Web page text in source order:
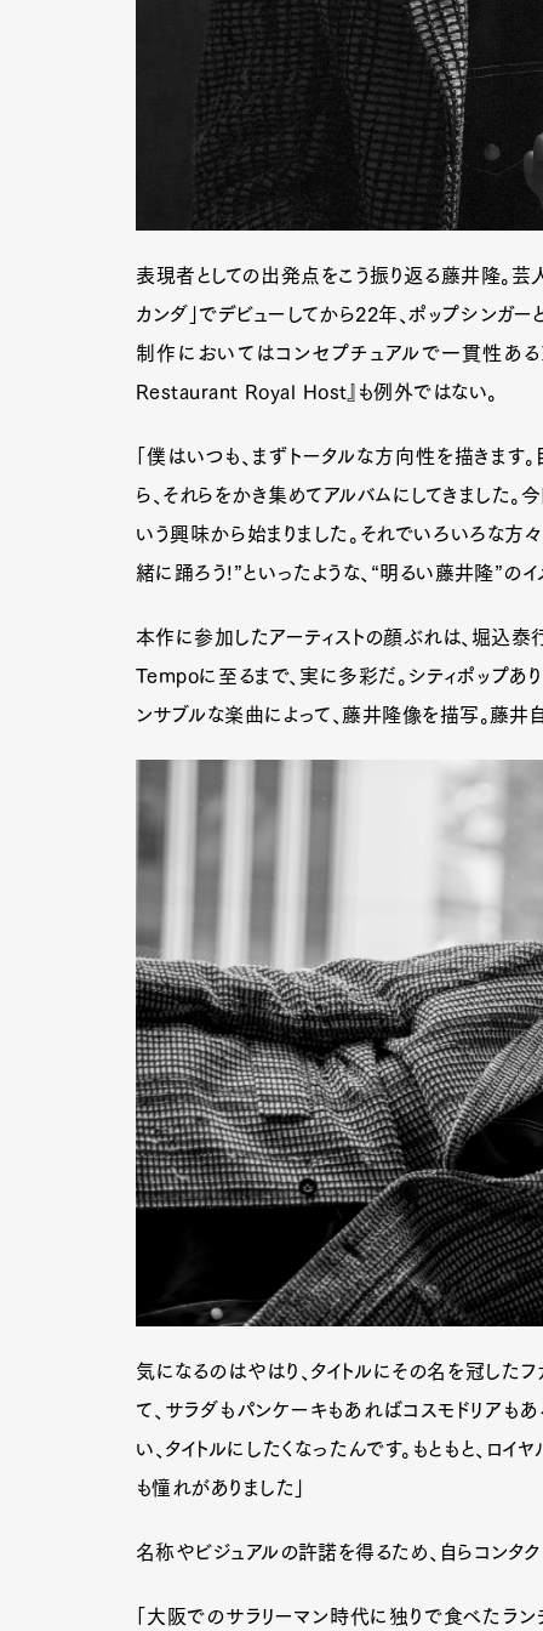
表現者としての出発点をこう振り返る藤井隆。芸
カンダ」でデビューしてから22年、ポップシンガー
制作においてはコンセプチュアルで一貫性あ
Restaurant Royal Host』も例外ではない。
「僕はいつも、まずトータルな方向性を描きます
ら、それらをかき集めてアルバムにしてきました。
いう興味から始まりました。それでいろいろな方
緒に踊ろう!”といったような、“明るい藤井隆”の
本作に参加したアーティストの顔ぶれは、堀込
Tempoに至るまで、実に多彩だ。シティポップあ
ンサブルな楽曲によって、藤井隆像を描写。藤井
気になるのはやはり、タイトルにその名を冠した
て、サラダもパンケーキもあればコスモドリアも
い、タイトルにしたくなったんです。もともと、ロ
も憧れがありました」
名称やビジュアルの許諾を得るため、自らコンタク
「大阪でのサラリーマン時代に独りで食べた